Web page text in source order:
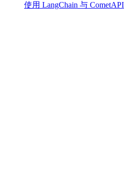
使用 LangChain 与 CometAPI